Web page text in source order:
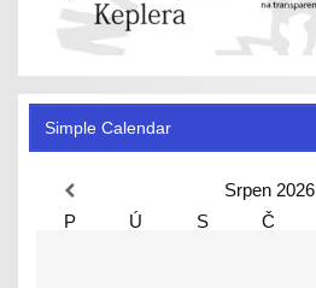
Simple Calendar
Srpen 2026
P
Ú S Č